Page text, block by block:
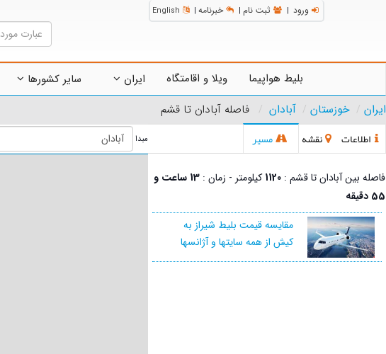
ورود | ثبت نام | خبرنامه |
English
بلیط هواپیما ویلا و اقامتگاه ایران سایر کشورها
ایران
خوزستان آبادان فاصله آبادان تا قشم
اطلاعات نقشه مسیر مبدا
فاصله بین آبادان تا قشم : 1120کیلومتر - زمان :
13 ساعت و
55 دقیقه
مقایسه قیمت بلیط شیراز به
کیش از همه سایتها و آژانسها